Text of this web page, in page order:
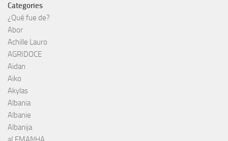
Categories
¿Qué fue de?
Abor
Achille Lauro
AGRIDOCE
Aidan
Aiko
Akylas
Albania
Albanie
Albanija